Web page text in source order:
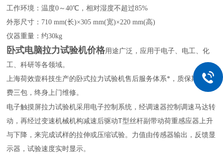
工作环境：温度0～40℃，相对湿度不超过85%
外形尺寸：710 mm(长)×305 mm(宽)×220 mm(高)
仪器重量：约30kg
卧式电脑拉力试验机价格用途广泛，应用于电子、电工、化
工、科研等各领域。
上海荷效壹科技生产的卧式拉力试验机售后服务体系*，质保期内免
费三包，终身上门维修。
电子触摸屏拉力试验机采用电子控制系统，经调速器控制调速马达转
动，再经过变速机械机构减速后驱动T型丝杆副带动荷重感应器上升
与下降，来完成试样的拉伸或压缩试验。力值由传感器输出，反馈显
示器，试验速度实时显示。